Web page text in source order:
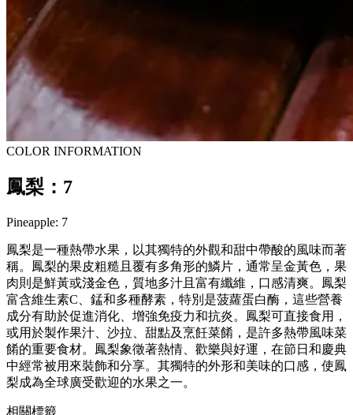
COLOR INFORMATION
鳳梨：7
Pineapple: 7
鳳梨是一種熱帶水果，以其獨特的外觀和甜中帶酸的風味而著
稱。鳳梨的果皮粗糙且覆有多角形的鱗片，通常呈金黃色，果
肉則是鮮黃或淺金色，質地多汁且富有纖維，口感清爽。鳳梨
富含維生素C、錳和多種酵素，特別是菠蘿蛋白酶，這些營養
成分有助於促進消化、增強免疫力和抗炎。鳳梨可直接食用，
或用於製作果汁、沙拉、甜點及烹飪菜餚，是許多熱帶風味菜
餚的重要食材。鳳梨象徵著熱情、歡樂與好運，在節日和慶典
中經常被用來裝飾和分享。其獨特的外形和美味的口感，使鳳
梨成為全球廣受歡迎的水果之一。
相關標籤